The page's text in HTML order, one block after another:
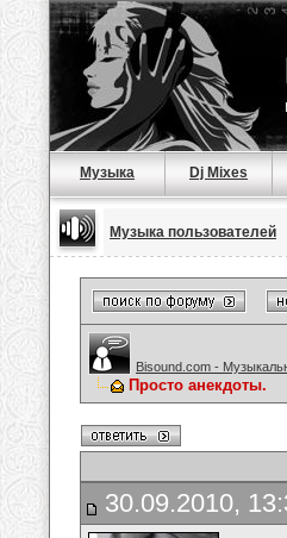
Музыка Dj Mixes
Музыка пользователей
Bisound.com -
Просто анекдоты.
30.09.2010,